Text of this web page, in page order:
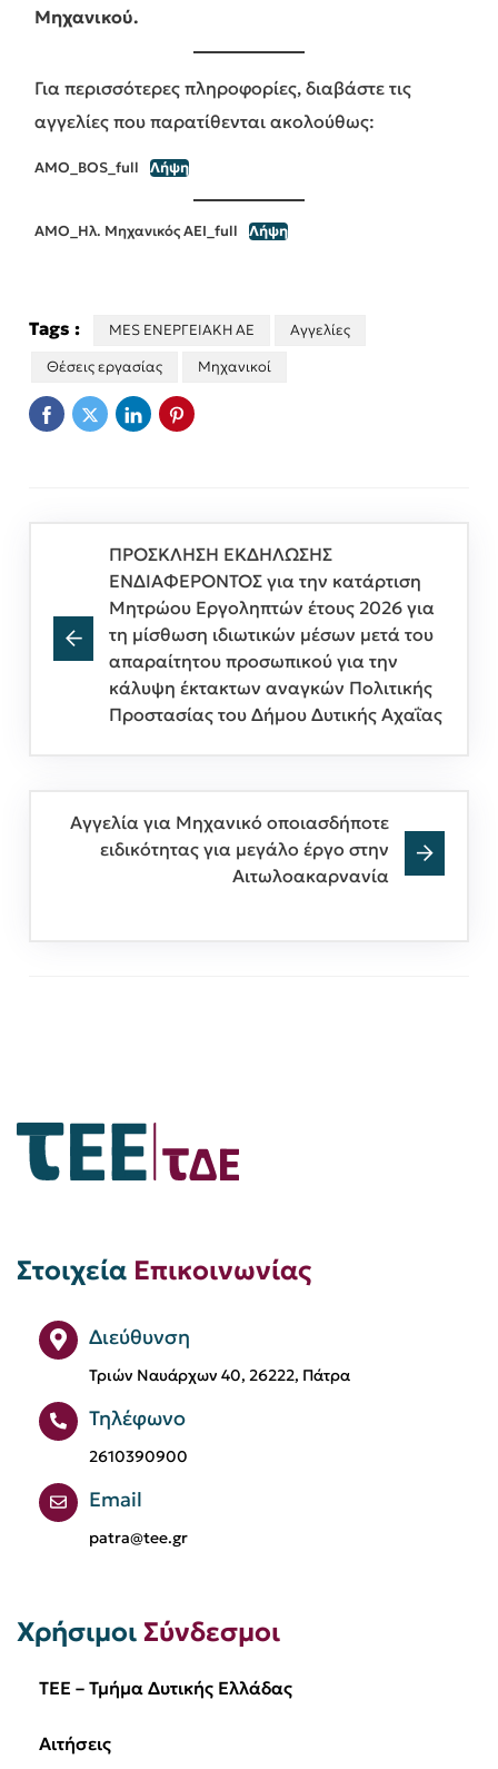
Μηχανικού.
Για περισσότερες πληροφορίες, διαβάστε τις
αγγελίες που παρατίθενται ακολούθως:
ΑΜΟ_BOS_full Λήψη
ΑΜΟ_Ηλ. Μηχανικός ΑΕΙ_full Λήψη
Tags : MES ΕΝΕΡΓΕΙΑΚΗ ΑΕ
Αγγελίες
Θέσεις εργασίας
Μηχανικοί
ΠΡΟΣΚΛΗΣΗ ΕΚΔΗΛΩΣΗΣ
ΕΝΔΙΑΦΕΡΟΝΤΟΣ για την κατάρτιση
Μητρώου Εργοληπτών έτους 2026 για
τη μίσθωση ιδιωτικών μέσων μετά του
απαραίτητου προσωπικού για την
κάλυψη έκτακτων αναγκών Πολιτικής
Προστασίας του Δήμου Δυτικής Αχαΐας
Αγγελία για Μηχανικό οποιασδήποτε
ειδικότητας για μεγάλο έργο στην
Αιτωλοακαρνανία
Στοιχεία Επικοινωνίας
Διεύθυνση
Τριών Ναυάρχων 40, 26222, Πάτρα
Τηλέφωνο
2610390900
Email
patra@tee.gr
Χρήσιμοι Σύνδεσμοι
TEE – Τμήμα Δυτικής Ελλάδας
Αιτήσεις